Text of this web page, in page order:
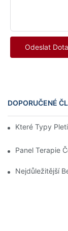
Odeslat
DOPORUČENÉ
Které Typy
Panel Terapie
Nejdůležitější